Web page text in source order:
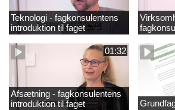
Teknologi - fagkonsulentens
introduktion til faget
til faget
01:32
Afsætning - fagkonsulentens
introduktion til faget